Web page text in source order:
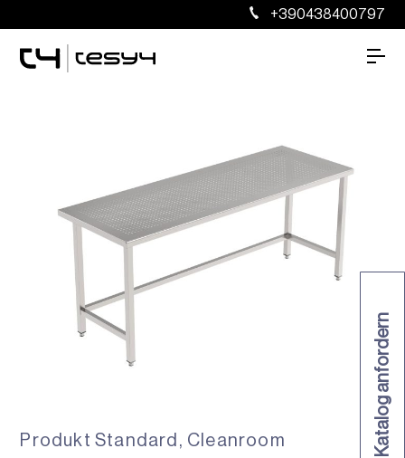
+390438400797
Katalog anfordern
ProduktStandard , Cleanroom